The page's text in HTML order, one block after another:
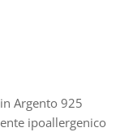
Argento 925
ipoallergenico